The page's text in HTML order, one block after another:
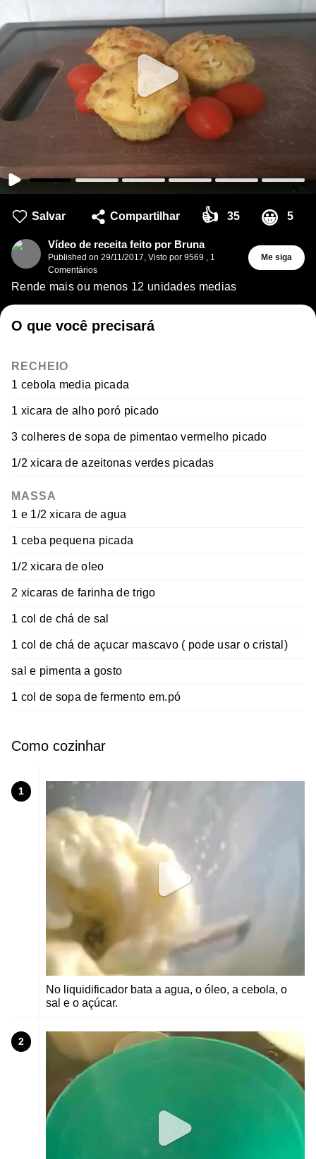
Salvar Compartilhar 👍 35 😀 5
Vídeo de receita feito por Bruna
Published on 29/11/2017, Visto por 9569 , 1
Comentários
Me siga
Rende mais ou menos 12 unidades medias
O que você precisará
RECHEIO
1 cebola media picada
1 xicara de alho poró picado
3 colheres de sopa de pimentao vermelho picado
1/2 xicara de azeitonas verdes picadas
MASSA
1 e 1/2 xicara de agua
1 ceba pequena picada
1/2 xicara de oleo
2 xicaras de farinha de trigo
1 col de chá de sal
1 col de chá de açucar mascavo ( pode usar o cristal)
sal e pimenta a gosto
1 col de sopa de fermento em.pó
Como cozinhar
1
No liquidificador bata a agua, o óleo, a cebola, o
sal e o açúcar.
2